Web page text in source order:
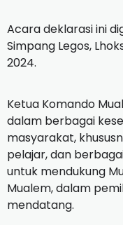
Acara deklarasi ini
Simpang Legos,
2024.
Ketua Komando
dalam berbagai
masyarakat,
pelajar, dan
untuk mendukung
Mualem, dalam
mendatang.